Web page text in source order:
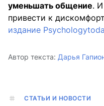
уменьшать общение.
привести к
издание
Автор текста: Дарья
СТАТЬИ И НОВОСТИ